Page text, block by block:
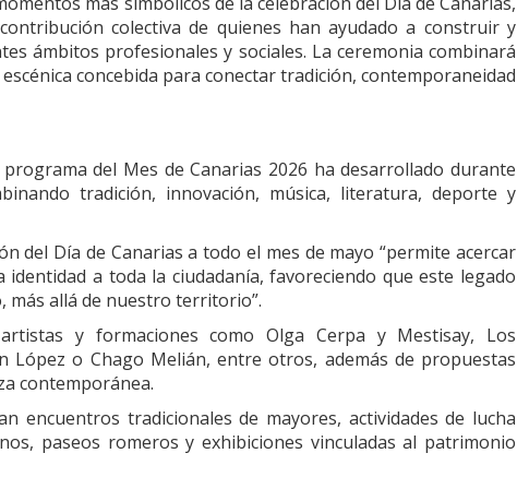
colectiva de quienes han ayudado a construir y
ámbitos profesionales y sociales. La ceremonia combinará
concebida para conectar tradición, contemporaneidad
del Mes de Canarias 2026 ha desarrollado durante
tradición, innovación, música, literatura, deporte y
del Día de Canarias a todo el mes de mayo “permite acercar
a toda la ciudadanía, favoreciendo que este legado
más allá de nuestro territorio”.
y formaciones como Olga Cerpa y Mestisay, Los
López o Chago Melián, entre otros, además de propuestas
contemporánea.
encuentros tradicionales de mayores, actividades de lucha
paseos romeros y exhibiciones vinculadas al patrimonio